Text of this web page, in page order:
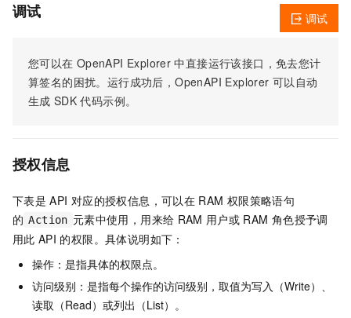
调试
您可以在 OpenAPI Explorer 中直接运行该接口，免去您计
算签名的困扰。运行成功后，OpenAPI Explorer 可以自动
生成 SDK 代码示例。
调试
授权信息
下表是 API 对应的授权信息，可以在 RAM 权限策略语句
的 Action 元素中使用，用来给 RAM 用户或 RAM 角色授予调
用此 API 的权限。具体说明如下：
操作：是指具体的权限点。
访问级别：是指每个操作的访问级别，取值为写入（Write）、
读取（Read）或列出（List）。